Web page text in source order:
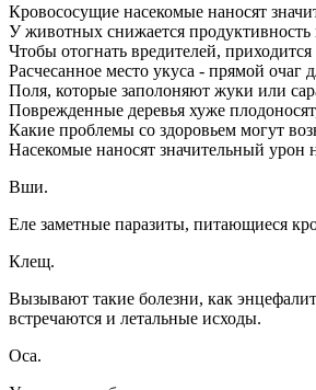
Кровососущие насекомые наносят
У животных снижается
Чтобы отогнать вредителей,
Расчесанное место укуса - прямой
Поля, которые заполоняют жуки или
Поврежденные деревья хуже
Какие проблемы со здоровьем могут
Насекомые наносят значительный урон
Вши.
Еле заметные паразиты, питающиеся
Клещ.
Вызывают такие болезни, как
встречаются и летальные исходы.
Оса.